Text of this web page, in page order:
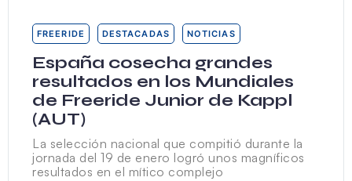
FREERIDE DESTACADAS NOTICIAS
España cosecha grandes
resultados en los Mundiales
de Freeride Junior de Kappl
(AUT)
La selección nacional que compitió durante la
jornada del 19 de enero logró unos magníficos
resultados en el mítico complejo